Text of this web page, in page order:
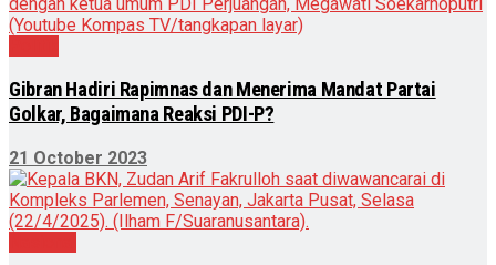
Gibran Hadiri Rapimnas dan Menerima Mandat Partai
Golkar, Bagaimana Reaksi PDI-P?
21 October 2023